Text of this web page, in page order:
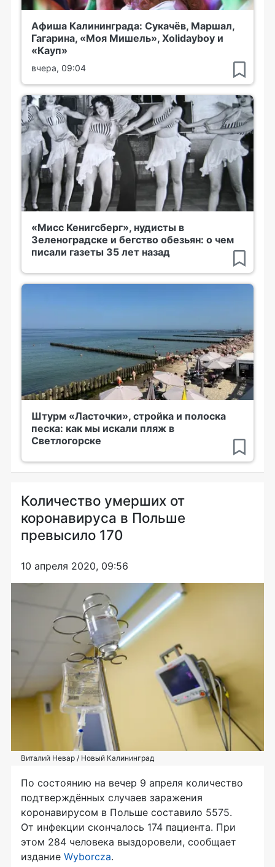
Афиша Калининграда: Сукачёв, Маршал,
Гагарина, «Моя Мишель», Xolidayboy и
«Кауп»
вчера, 09:04
«Мисс Кенигсберг», нудисты в
Зеленоградске и бегство обезьян: о чем
писали газеты 35 лет назад
Штурм «Ласточки», стройка и полоска
песка: как мы искали пляж в
Светлогорске
Количество умерших от
коронавируса в Польше
превысило 170
10 апреля 2020, 09:56
Виталий Невар / Новый Калининград
По состоянию на вечер 9 апреля количество
подтверждённых случаев заражения
коронавирусом в Польше составило 5575.
От инфекции скончалось 174 пациента. При
этом 284 человека выздоровели, сообщает
издание Wyborcza.